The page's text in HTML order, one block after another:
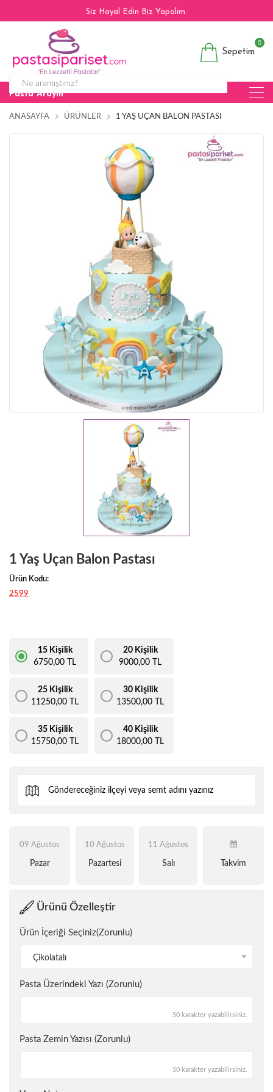
Siz Hayal Edin Biz Yapalım.
Sepetim
0
Pasta Arayın
ANASAYFA ÜRÜNLER 1 YAŞ UÇAN BALON PASTASI
1 Yaş Uçan Balon Pastası
Ürün Kodu:
2599
15 Kişilik
6750,00 TL
20 Kişilik
9000,00 TL
25 Kişilik
11250,00 TL
30 Kişilik
13500,00 TL
35 Kişilik
15750,00 TL
40 Kişilik
18000,00 TL
09 Ağustos
Pazar
10 Ağustos
Pazartesi
11 Ağustos
Salı Takvim
Ürünü Özelleştir
Ürün İçeriği Seçiniz(Zorunlu)
Çikolatalı
Pasta Üzerindeki Yazı (Zorunlu)
50 karakter yazabilirsiniz.
Pasta Zemin Yazısı (Zorunlu)
50 karakter yazabilirsiniz.